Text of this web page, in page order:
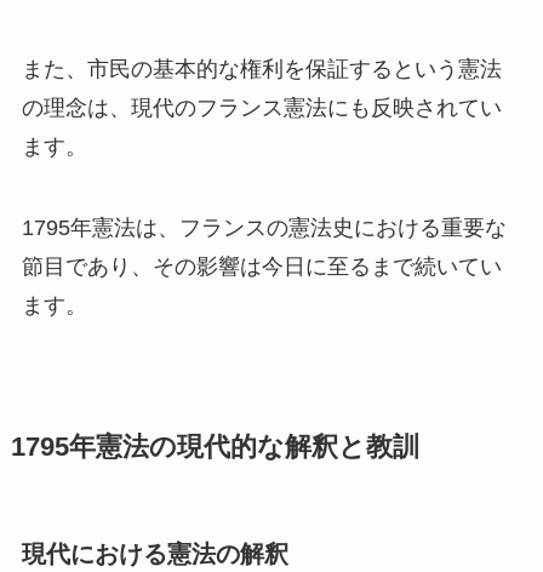
また、市民の基本的な権利を保証するという憲法
の理念は、現代のフランス憲法にも反映されてい
ます。
1795年憲法は、フランスの憲法史における重要な
節目であり、その影響は今日に至るまで続いてい
ます。
1795年憲法の現代的な解釈と教訓
現代における憲法の解釈